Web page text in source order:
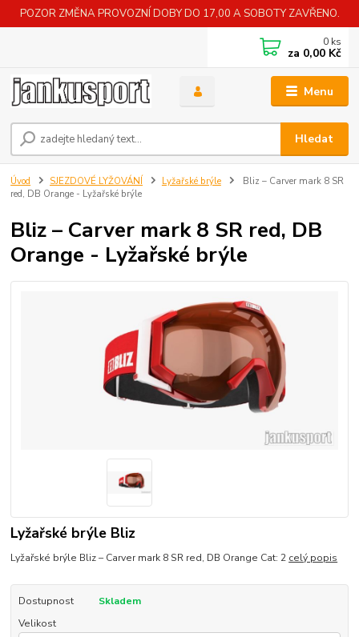
POZOR ZMĚNA PROVOZNÍ DOBY DO 17,00 A SOBOTY ZAVŘENO.
Menu
Hledat
0 ks
za 0,00 Kč
Úvod SJEZDOVÉ LYŽOVÁNÍ Lyžařské brýle
Bliz – Carver mark 8 SR
red, DB Orange - Lyžařské brýle
Bliz – Carver mark 8 SR red, DB
Orange - Lyžařské brýle
Lyžařské brýle Bliz
Lyžařské brýle Bliz – Carver mark 8 SR red, DB Orange Cat: 2 celý popis
Dostupnost
Skladem
Velikost